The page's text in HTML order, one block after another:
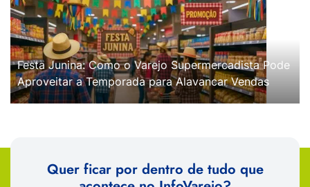
Festa Junina: Como o Varejo Supermercadista Pode
Aproveitar a Temporada para Alavancar Vendas
Quer ficar por dentro de tudo que